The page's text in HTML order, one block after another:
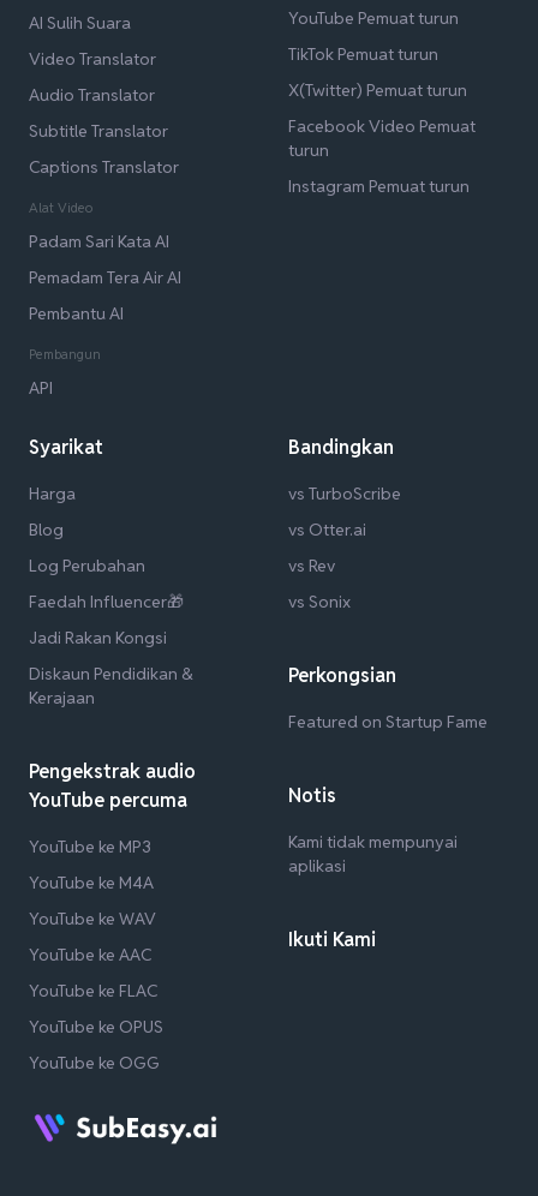
AI Sulih Suara
Video Translator
Audio Translator
Subtitle Translator
Captions Translator
Alat Video
Padam Sari Kata AI
Pemadam Tera Air AI
Pembantu AI
Pembangun
API
YouTube Pemuat turun
TikTok Pemuat turun
X(Twitter) Pemuat turun
Facebook Video Pemuat
turun
Instagram Pemuat turun
Syarikat
Harga
Blog
Log Perubahan
Faedah Influencer🎁
Jadi Rakan Kongsi
Diskaun Pendidikan &
Kerajaan
Pengekstrak audio
YouTube percuma
YouTube ke MP3
YouTube ke M4A
YouTube ke WAV
YouTube ke AAC
YouTube ke FLAC
YouTube ke OPUS
YouTube ke OGG
Bandingkan
vs TurboScribe
vs Otter.ai
vs Rev
vs Sonix
Perkongsian
Featured on Startup Fame
Notis
Kami tidak mempunyai
aplikasi
Ikuti Kami